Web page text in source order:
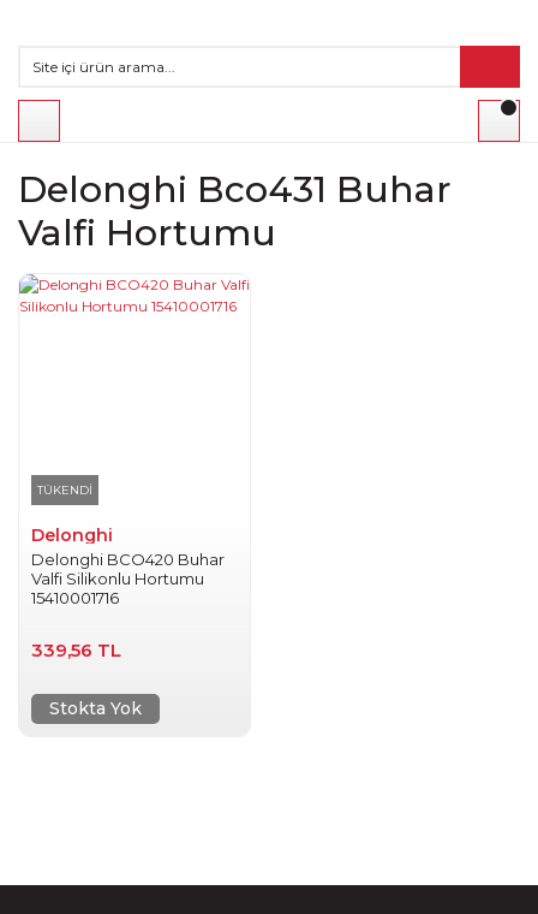
Delonghi Bco431 Buhar
Valfi Hortumu
TÜKENDİ
Delonghi
Delonghi BCO420 Buhar
Valfi Silikonlu Hortumu
15410001716
339,56 TL
Stokta Yok